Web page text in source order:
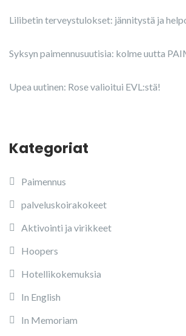
Lilibetin terveystulokset: jännitystä ja
Syksyn paimennusuutisia: kolme uutta
Upea uutinen: Rose valioitui EVL:stä!
Kategoriat
Paimennus
palveluskoirakokeet
Aktivointi ja virikkeet
Hoopers
Hotellikokemuksia
In English
In Memoriam